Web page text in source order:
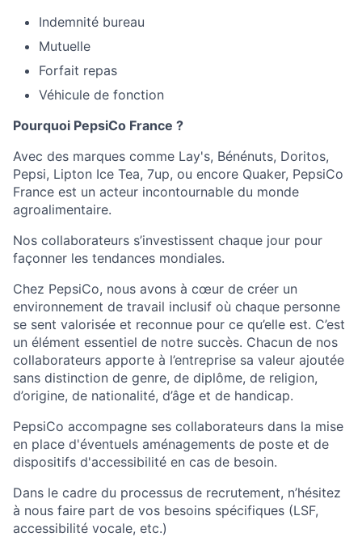
Indemnité bureau
Mutuelle
Forfait repas
Véhicule de fonction
Pourquoi PepsiCo France ?
Avec des marques comme Lay's, Bénénuts, Doritos,
Pepsi, Lipton Ice Tea, 7up, ou encore Quaker, PepsiCo
France est un acteur incontournable du monde
agroalimentaire.
Nos collaborateurs s’investissent chaque jour pour
façonner les tendances mondiales.
Chez PepsiCo, nous avons à cœur de créer un
environnement de travail inclusif où chaque personne
se sent valorisée et reconnue pour ce qu’elle est. C’est
un élément essentiel de notre succès. Chacun de nos
collaborateurs apporte à l’entreprise sa valeur ajoutée
sans distinction de genre, de diplôme, de religion,
d’origine, de nationalité, d’âge et de handicap.
PepsiCo accompagne ses collaborateurs dans la mise
en place d'éventuels aménagements de poste et de
dispositifs d'accessibilité en cas de besoin.
Dans le cadre du processus de recrutement, n’hésitez
à nous faire part de vos besoins spécifiques (LSF,
accessibilité vocale, etc.)